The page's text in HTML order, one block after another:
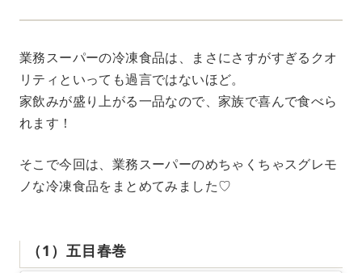
業務スーパーの冷凍食品は、まさにさすがすぎるクオ
リティといっても過言ではないほど。
家飲みが盛り上がる一品なので、家族で喜んで食べら
れます！
そこで今回は、業務スーパーのめちゃくちゃスグレモ
ノな冷凍食品をまとめてみました♡
（1）五目春巻